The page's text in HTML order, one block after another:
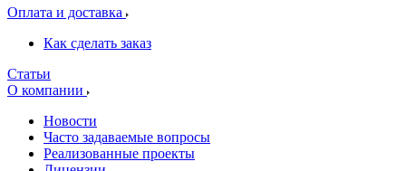
Оплата и доставка
Как сделать заказ
Статьи
О компании
Новости
Часто задаваемые вопросы
Реализованные проекты